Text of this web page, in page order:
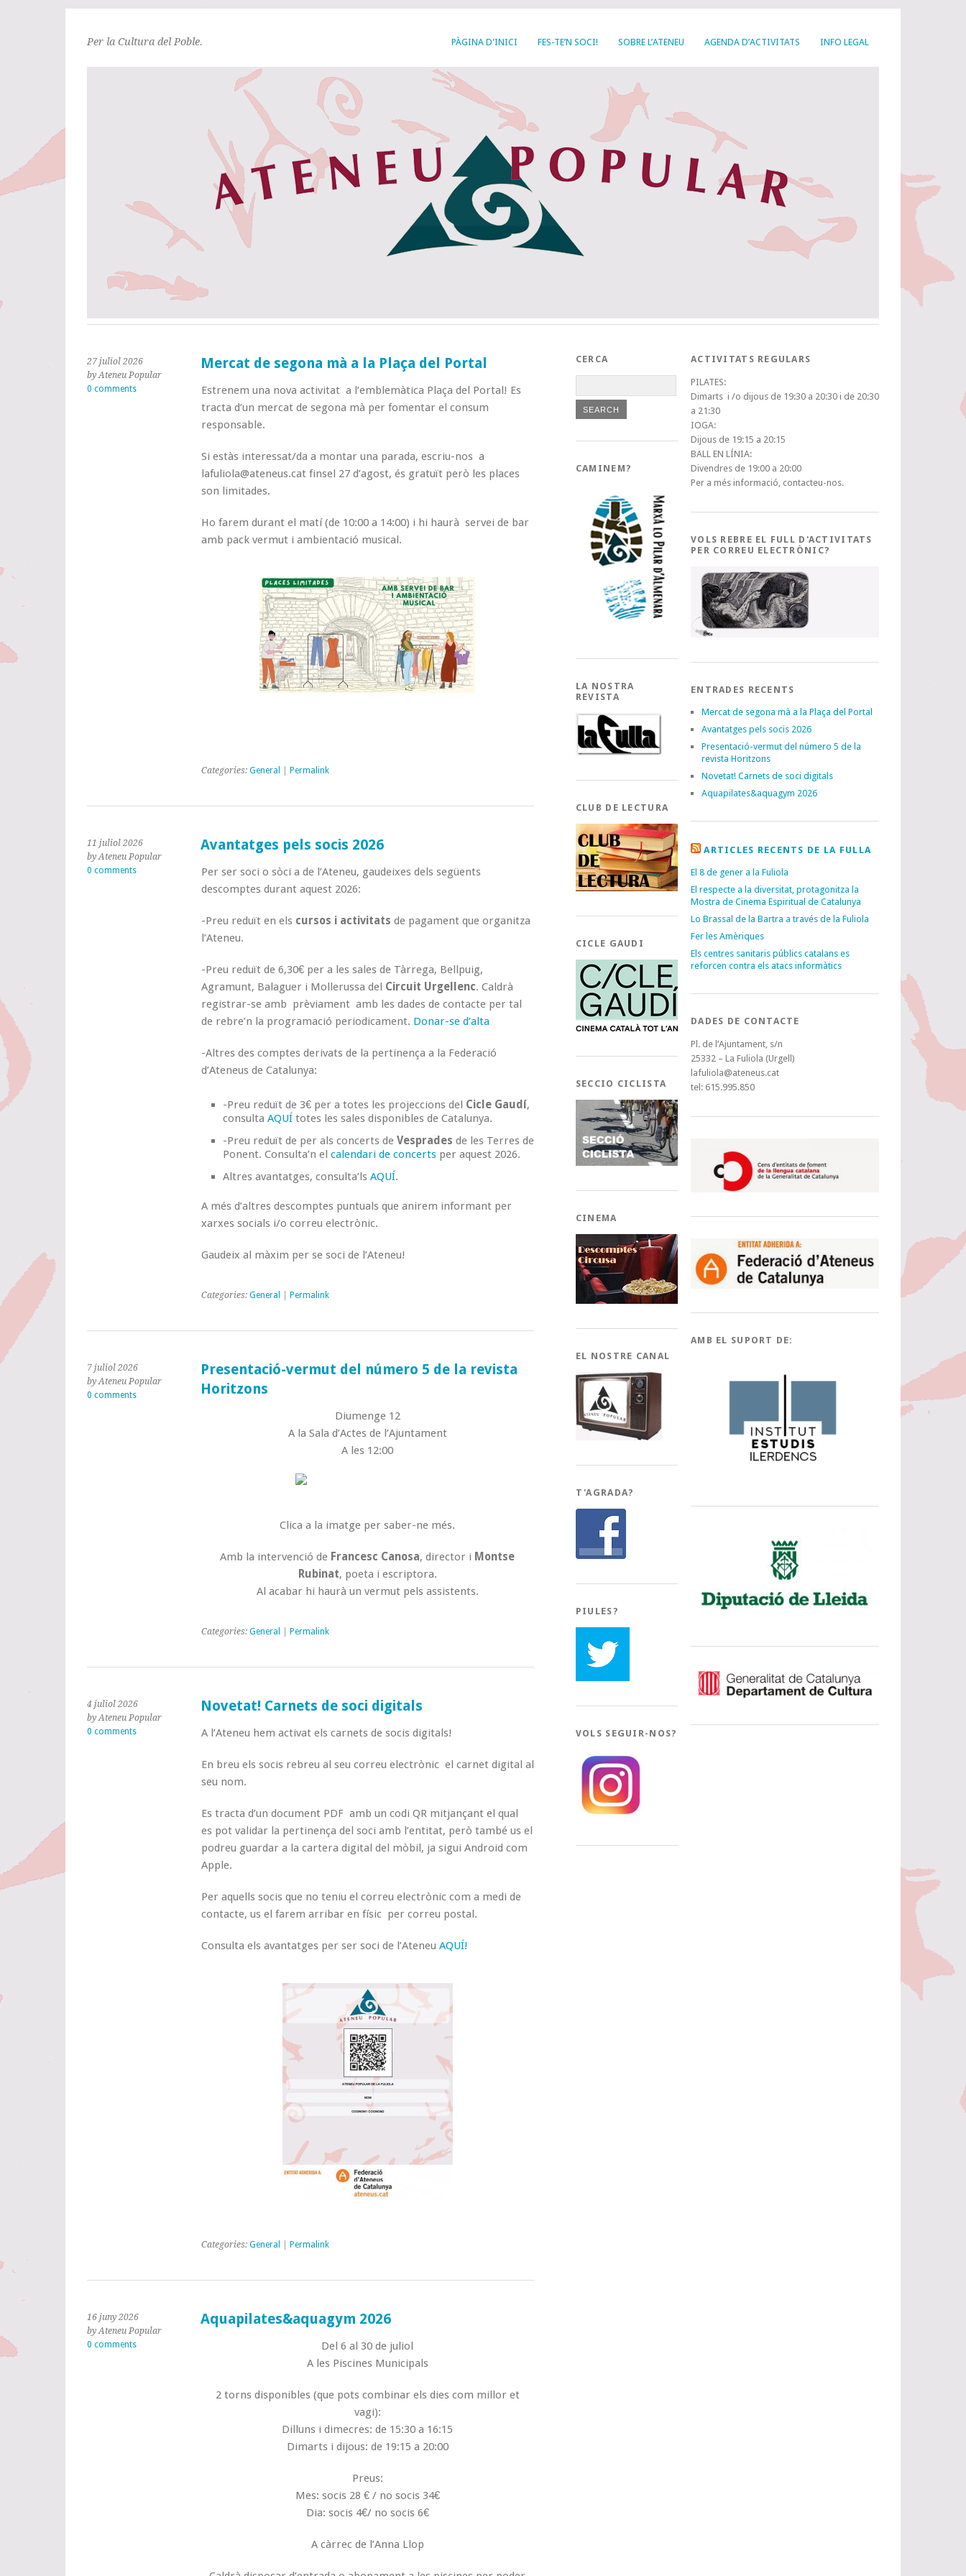
PÀGINA D'INICI FES-TE’N SOCI! SOBRE L’ATENEU AGENDA D’ACTIVITATS INFO LEGAL
Per la Cultura del Poble.
27 juliol 2026
by Ateneu Popular
0 comments
Mercat de segona mà a la Plaça del Portal
Estrenem una nova activitat a l’emblemàtica Plaça del Portal! Es
tracta d’un mercat de segona mà per fomentar el consum
responsable.
Si estàs interessat/da a montar una parada, escriu-nos a
lafuliola@ateneus.cat finsel 27 d’agost, és gratuït però les places
son limitades.
Ho farem durant el matí (de 10:00 a 14:00) i hi haurà servei de bar
amb pack vermut i ambientació musical.
Categories: General Permalink
11 juliol 2026
by Ateneu Popular
0 comments
Avantatges pels socis 2026
Per ser soci o sòci a de l’Ateneu, gaudeixes dels següents
descomptes durant aquest 2026:
-Preu reduït en els cursos i activitats de pagament que organitza
l’Ateneu.
-Preu reduït de 6,30€ per a les sales de Tàrrega, Bellpuig,
Agramunt, Balaguer i Mollerussa del Circuit Urgellenc. Caldrà
registrar-se amb prèviament amb les dades de contacte per tal
de rebre’n la programació periodicament. Donar-se d’alta
-Altres des comptes derivats de la pertinença a la Federació
d’Ateneus de Catalunya:
-Preu reduït de 3€ per a totes les projeccions del Cicle Gaudí,
consulta AQUÍtotes les sales disponibles de Catalunya.
-Preu reduït de per als concerts de Vesprades de les Terres de
Ponent. Consulta’n el calendari de concertsper aquest 2026.
Altres avantatges, consulta’ls AQUÍ.
A més d’altres descomptes puntuals que anirem informant per
xarxes socials i/o correu electrònic.
Gaudeix al màxim per se soci de l’Ateneu!
Categories: General Permalink
7 juliol 2026
by Ateneu Popular
0 comments
Presentació-vermut del número 5 de la revista
Horitzons
Diumenge 12
A la Sala d’Actes de l’Ajuntament
A les 12:00
Clica a la imatge per saber-ne més.
Amb la intervenció de Francesc Canosa, director i Montse
Rubinat, poeta i escriptora.
Al acabar hi haurà un vermut pels assistents.
Categories: General Permalink
4 juliol 2026
by Ateneu Popular
0 comments
Novetat! Carnets de soci digitals
A l’Ateneu hem activat els carnets de socis digitals!
En breu els socis rebreu al seu correu electrònic el carnet digital al
seu nom.
Es tracta d’un document PDF amb un codi QR mitjançant el qual
es pot validar la pertinença del soci amb l’entitat, però també us el
podreu guardar a la cartera digital del mòbil, ja sigui Android com
Apple.
Per aquells socis que no teniu el correu electrònic com a medi de
contacte, us el farem arribar en físic per correu postal.
Consulta els avantatges per ser soci de l’Ateneu AQUÍ!
Categories: General Permalink
16 juny 2026
by Ateneu Popular
0 comments
Aquapilates&aquagym 2026
Del 6 al 30 de juliol
A les Piscines Municipals
2 torns disponibles (que pots combinar els dies com millor et
vagi):
Dilluns i dimecres: de 15:30 a 16:15
Dimarts i dijous: de 19:15 a 20:00
Preus:
Mes: socis 28 € / no socis 34€
Dia: socis 4€/ no socis 6€
A càrrec de l’Anna Llop
CERCA
CAMINEM?
LA NOSTRA
REVISTA
CLUB DE LECTURA
CICLE GAUDI
SECCIO CICLISTA
CINEMA
EL NOSTRE CANAL
T'AGRADA?
PIULES?
VOLS SEGUIR-NOS?
ACTIVITATS REGULARS
PILATES:
Dimarts i /o dijous de 19:30 a 20:30 i de 20:30
a 21:30
IOGA:
Dijous de 19:15 a 20:15
BALL EN LÍNIA:
Divendres de 19:00 a 20:00
Per a més informació, contacteu-nos.
VOLS REBRE EL FULL D'ACTIVITATS
PER CORREU ELECTRÒNIC?
ENTRADES RECENTS
Mercat de segona mà a la Plaça del Portal
Avantatges pels socis 2026
Presentació-vermut del número 5 de la
revista Horitzons
Novetat! Carnets de soci digitals
Aquapilates&aquagym 2026
ARTICLES RECENTS DE LA FULLA
El 8 de gener a la Fuliola
El respecte a la diversitat, protagonitza la
Mostra de Cinema Espiritual de Catalunya
Lo Brassal de la Bartra a través de la Fuliola
Fer les Amèriques
Els centres sanitaris públics catalans es
reforcen contra els atacs informàtics
DADES DE CONTACTE
Pl. de l’Ajuntament, s/n
25332 – La Fuliola (Urgell)
lafuliola@ateneus.cat
tel: 615.995.850
AMB EL SUPORT DE: